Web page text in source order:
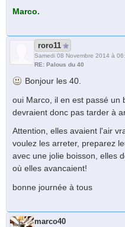
Marco.
roro11
Samedi 08 Novembre 2014 à
RE: Palous du 40
Bonjour les 40.
oui Marco, il en est passé un
devraient donc pas tarder à
Attention, elles avaient l'air
voulez les arreter, preparez
avec une jolie boisson, elles
où elles avancaient!
bonne journée à tous
marco40